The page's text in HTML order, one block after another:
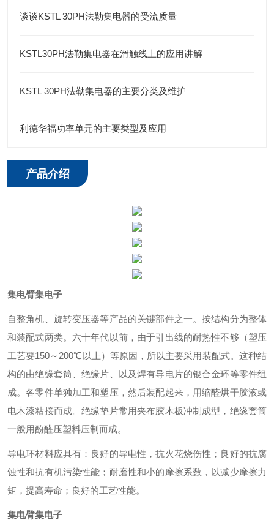
谈谈KSTL 30PH法勒集电器的受流质量
KSTL30PH法勒集电器在滑触线上的应用讲解
KSTL 30PH法勒集电器的主要分类及维护
利德华福功率单元的主要类型及应用
产品介绍
集电臂集电子
自整角机、旋转变压器等产品的关键部件之一。按结构分为整体
和装配式两类。六十年代以前，由于引出线的耐热性不够（塑压
工艺要150～200℃以上）等原因，所以主要采用装配式。这种结
构的由绝缘套筒、绝缘片、以及焊有导电片的银合金环等零件组
成。各零件单独加工和塑压，然后装配起来，用缩醛烘干胶液或
电木漆粘接而成。绝缘垫片常用夹布胶木板冲制成型，绝缘套筒
一般用酚醛压塑料压制而成。
导电环材料应具有：良好的导电性，抗火花烧伤性；良好的抗腐
蚀性和抗有机污染性能；耐磨性和小的摩擦系数，以减少摩擦力
矩，提高寿命；良好的工艺性能。
集电臂集电子